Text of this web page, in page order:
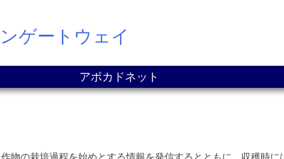
ゲートウェイ
アボカドネット
物の栽培過程を始めとする情報を発信するとともに、収穫時